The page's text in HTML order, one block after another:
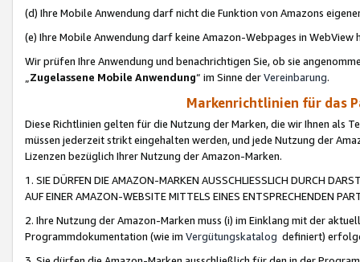
(d) Ihre Mobile Anwendung darf nicht die Funktion von Amazons
(e) Ihre Mobile Anwendung darf keine Amazon-Webpages in WebView
Wir prüfen Ihre Anwendung und benachrichtigen Sie, ob sie
„Zugelassene Mobile Anwendung“ im Sinne derVereinbarung.
Markenrichtlinien für das
Diese Richtlinien gelten für die Nutzung der Marken, die wir Ihnen als
müssen jederzeit strikt eingehalten werden, und jede Nutzung der
Lizenzen bezüglich Ihrer Nutzung der Amazon-Marken.
1. SIE DÜRFEN DIE AMAZON-MARKEN AUSSCHLIESSLICH DURCH
AUF EINER AMAZON-WEBSITE MITTELS EINES ENTSPRECHENDEN
2. Ihre Nutzung der Amazon-Marken muss (i) im Einklang mit der
Programmdokumentation (wie im Vergütungskatalog definiert)